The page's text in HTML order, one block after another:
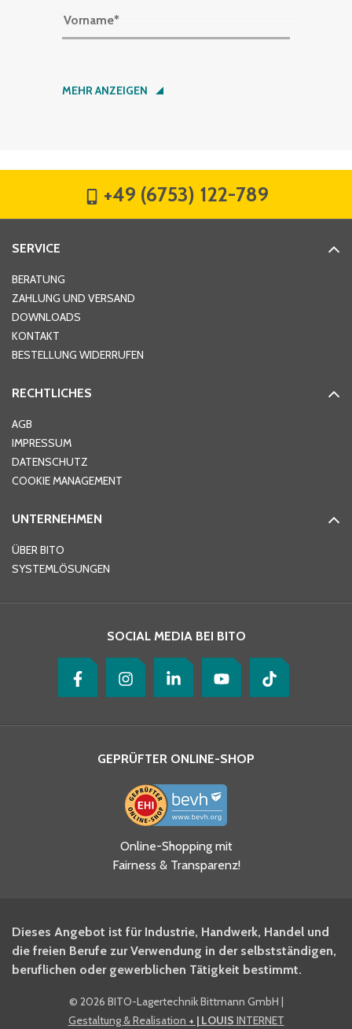
Vorname*
Nachname*
Hausnummer
Ort*
Telefon
Ja, ich habe die
Datenschutzhinweise gelesen
und akzeptiere diese.
BITO Newsletter Fachwissen
Intralogistiker anmelden.
Ja, ich möchte mich für den
BITO Shop-Newsletter
MEHR ANZEIGEN
+49 (6753) 122-789
SERVICE
BERATUNG
ZAHLUNG UND VERSAND
DOWNLOADS
KONTAKT
BESTELLUNG WIDERRUFEN
RECHTLICHES
AGB
IMPRESSUM
DATENSCHUTZ
COOKIE MANAGEMENT
UNTERNEHMEN
ÜBER BITO
SYSTEMLÖSUNGEN
SOCIAL MEDIA BEI BITO
GEPRÜFTER ONLINE-SHOP
Online-Shopping mit
Fairness & Transparenz!
Dieses Angebot ist für Industrie, Handwerk, Handel und
die freien Berufe zur Verwendung in der selbstständigen,
beruflichen oder gewerblichen Tätigkeit bestimmt.
© 2026 BITO-Lagertechnik Bittmann GmbH |
Gestaltung & Realisation + | LOUIS INTERNET